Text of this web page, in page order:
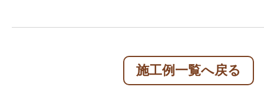
施工例一覧へ戻る